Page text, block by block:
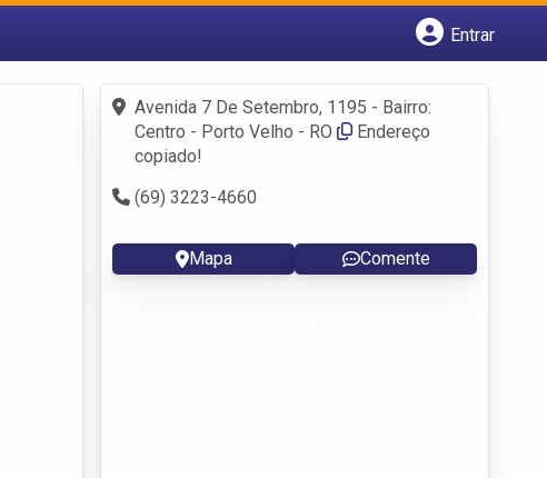
Entrar
Fazer login
Criar conta
Avenida 7 De Setembro, 1195 - Bairro:
Centro - Porto Velho - RO
Endereço
copiado!
(69) 3223-4660
Mapa Comente